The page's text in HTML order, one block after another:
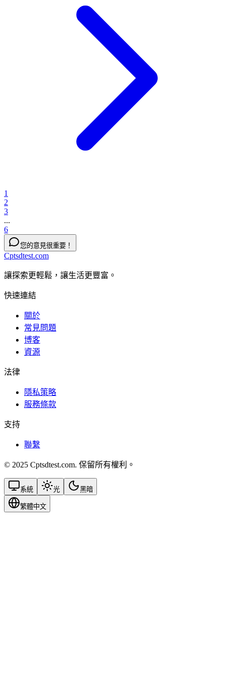
1
2
3
...
6
您的意見很重要！
Cptsdtest.com
讓探索更輕鬆，讓生活更豐富。
快速連結
關於
常見問題
博客
資源
法律
隱私策略
服務條款
支持
聯繫
© 2025 Cptsdtest.com. 保留所有權利。
系統 光 黑暗
繁體中文